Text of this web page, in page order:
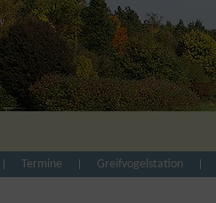
Termine Greifvogelstation